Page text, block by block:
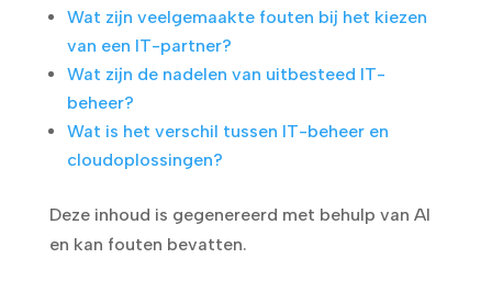
Wat zijn veelgemaakte fouten bij het kiezen
van een IT-partner?
Wat zijn de nadelen van uitbesteed IT-
beheer?
Wat is het verschil tussen IT-beheer en
cloudoplossingen?
Deze inhoud is gegenereerd met behulp van AI
en kan fouten bevatten.